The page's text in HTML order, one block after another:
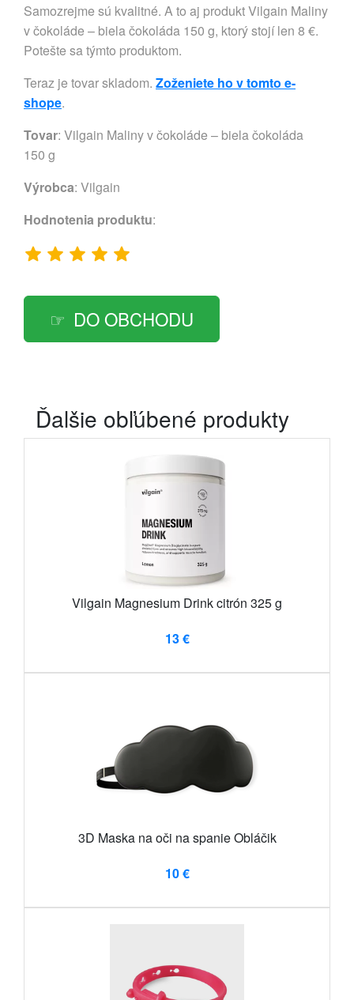
Samozrejme sú kvalitné. A to aj produkt Vilgain Maliny
v čokoláde – biela čokoláda 150 g, ktorý stojí len 8 €.
Potešte sa týmto produktom.
Teraz je tovar skladom. Zoženiete ho v tomto e-
shope.
Tovar: Vilgain Maliny v čokoláde – biela čokoláda
150 g
Výrobca: Vilgain
Hodnotenia produktu:
DO OBCHODU
Ďalšie obľúbené produkty
Vilgain Magnesium Drink citrón 325 g
13 €
3D Maska na oči na spanie Obláčik
10 €